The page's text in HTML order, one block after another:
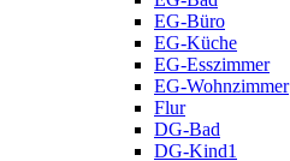
EG-Büro
EG-Küche
EG-Esszimmer
EG-Wohnzimmer
Flur
DG-Bad
DG-Kind1